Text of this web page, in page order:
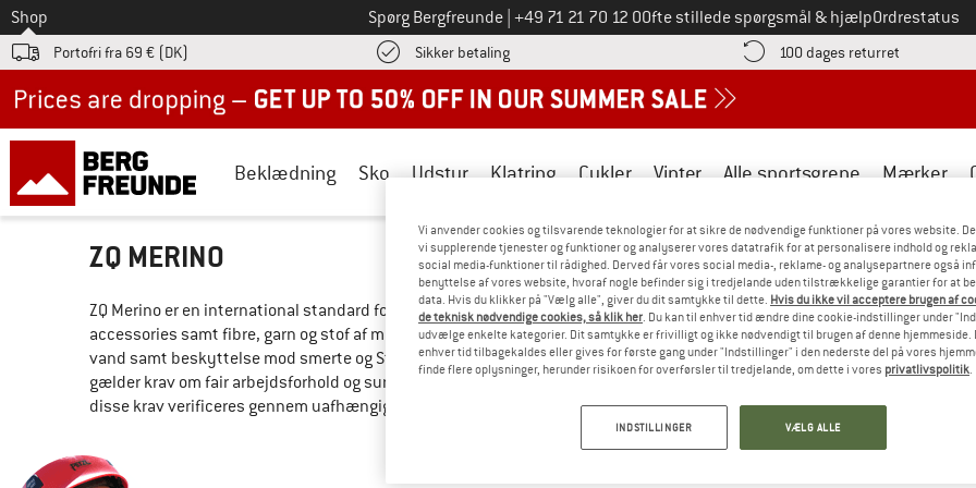
Til
Shop Spørg Bergfreunde Ring til os på
+49 71 21 70 12 0Ofte stillede spørgsmål & hjælpOrdrestatus
Portofri fra 69 € (DK) Sikker betalingFind betalingsoplysningerne her! Åbnes i en infoboks
100 dages returret Gå til
Beklædning Sko Udstyr Klatring Cykler Vinter Alle sportsgrene Mærker
ZQ MERINO
ZQ Merino er en international standard for merinould, der stiller krav til dyrevelfærd, miljøansvar, sociale aspekter og
accessories samt fibre, garn og stof af merinould. Kriterierne omfatter overholdelse af de "Fem Friheder" for
vand samt beskyttelse mod smerte og Stress. Derudover skal gårde implementere foranstaltninger til beskyttelse af
gælder krav om fair arbejdsforhold og sundhedssikring. Hvert produkt kan spores tilbage til dets oprindelsesgård for at
disse krav verificeres gennem uafhængige revisioner. Flere oplysninger på den officielle side: ZQ Merino.
Vi anvender cookies og tilsvarende teknologier for at sikre de nødvendige funktioner på vores website.
vi supplerende tjenester og funktioner og analyserer vores datatrafik for at personalisere indhold og
social media-funktioner til rådighed. Derved får vores social media-, reklame- og analysepartnere også
benyttelse af vores website, hvoraf nogle befinder sig i tredjelande uden tilstrækkelige garantier for at
data. Hvis du klikker på "Vælg alle", giver du dit samtykke til dette. Hvis du ikke vil acceptere brugen af
de teknisk nødvendige cookies, så klik her. Du kan til enhver tid ændre dine cookie-indstillinger under
udvælge enkelte kategorier. Dit samtykke er frivilligt og ikke nødvendigt til brugen af denne hjemmeside.
enhver tid tilbagekaldes eller gives for første gang under "Indstillinger" i den nederste del på vores
finde flere oplysninger, herunder risikoen for overførsler til tredjelande, om dette i vores privatlivspolitik.
INDSTILLINGER VÆLG ALLE